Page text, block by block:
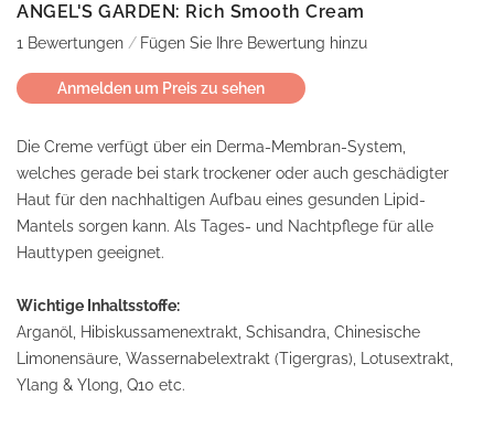
ANGEL'S GARDEN: Rich Smooth Cream
1 Bewertungen Fügen Sie Ihre Bewertung hinzu
Anmelden um Preis zu sehen
Die Creme verfügt über ein Derma-Membran-System,
welches gerade bei stark trockener oder auch geschädigter
Haut für den nachhaltigen Aufbau eines gesunden Lipid-
Mantels sorgen kann. Als Tages- und Nachtpflege für alle
Hauttypen geeignet.
Wichtige Inhaltsstoffe:
Arganöl, Hibiskussamenextrakt, Schisandra, Chinesische
Limonensäure, Wassernabelextrakt (Tigergras), Lotusextrakt,
Ylang & Ylong, Q10 etc.